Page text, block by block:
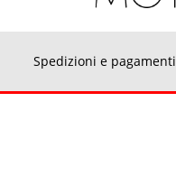
Spedizioni e pagamenti